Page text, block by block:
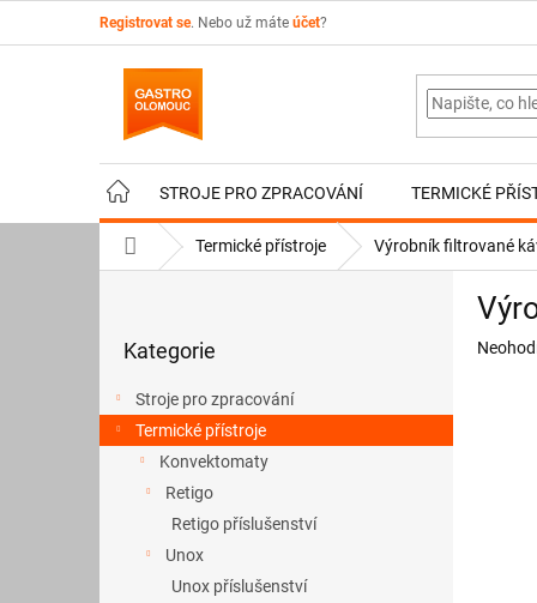
Registrovat se. Nebo už máte účet?
STROJE PRO ZPRACOVÁNÍ TERMICKÉ
Domů Termické přístroje Výrobník filtrované
a
n
kategorie
Kategorie
Stroje pro zpracování
Termické přístroje
Konvektomaty
Retigo
Retigo příslušenství
Unox
Unox příslušenství